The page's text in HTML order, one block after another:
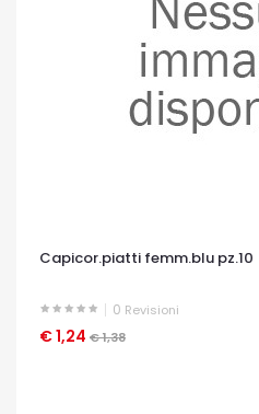
Capicor.piatti femm.blu pz.10
0 Revisioni
€ 1,24 € 1,38
OCCHIATA VELOCE